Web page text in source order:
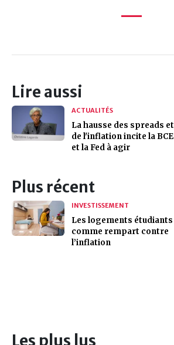
Lire aussi
ACTUALITÉS
La hausse des spreads et
de l'inflation incite la BCE
et la Fed à agir
Plus récent
INVESTISSEMENT
Les logements étudiants
comme rempart contre
l’inflation
Les plus lus